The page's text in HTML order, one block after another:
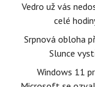
Vedro už vás
celé
Srpnová obloha
Slunce
Windows 11